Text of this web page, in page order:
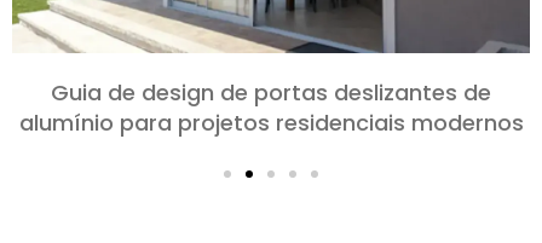
Escolhendo portas de alumínio para quartos e
salas: Conforto, Estilo, e privacidade